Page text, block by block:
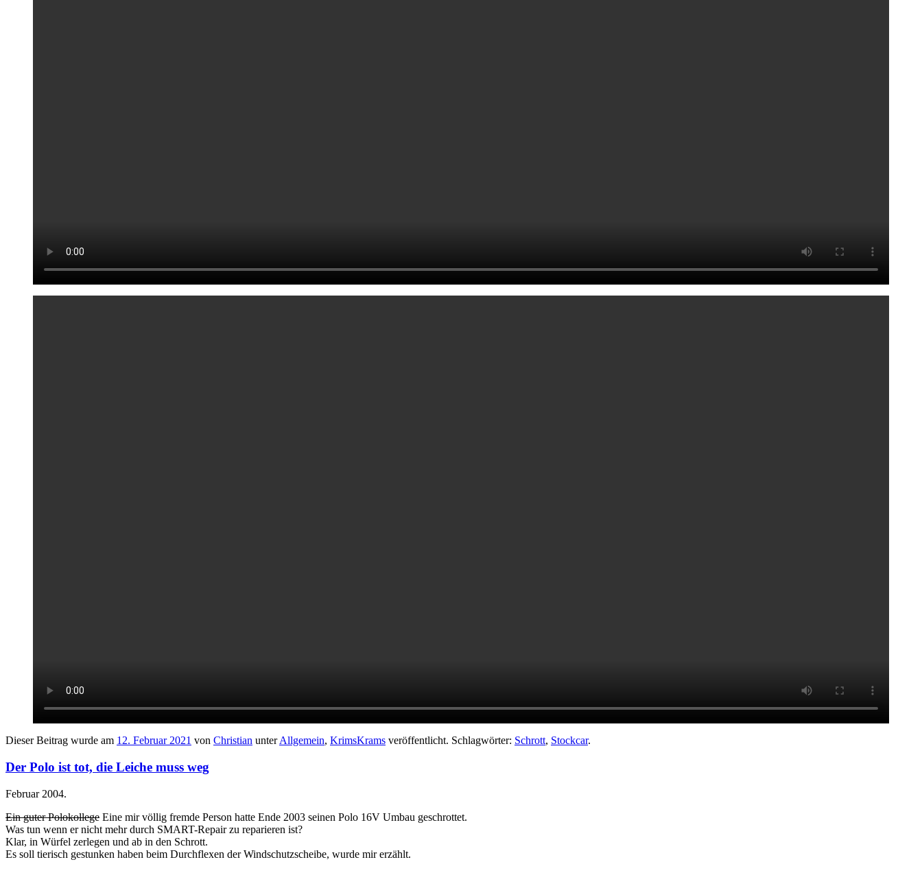
Dieser Beitrag wurde am 12. Februar 2021 von Christian unterAllgemein, KrimsKrams veröffentlicht. Schlagwörter: Schrott, Stockcar.
Der Polo ist tot, die Leiche muss weg
Februar 2004.
Ein guter Polokollege Eine mir völlig fremde Person hatte Ende 2003 seinen Polo 16V Umbau geschrottet.
Was tun wenn er nicht mehr durch SMART-Repair zu reparieren ist?
Klar, in Würfel zerlegen und ab in den Schrott.
Es soll tierisch gestunken haben beim Durchflexen der Windschutzscheibe, wurde mir erzählt.